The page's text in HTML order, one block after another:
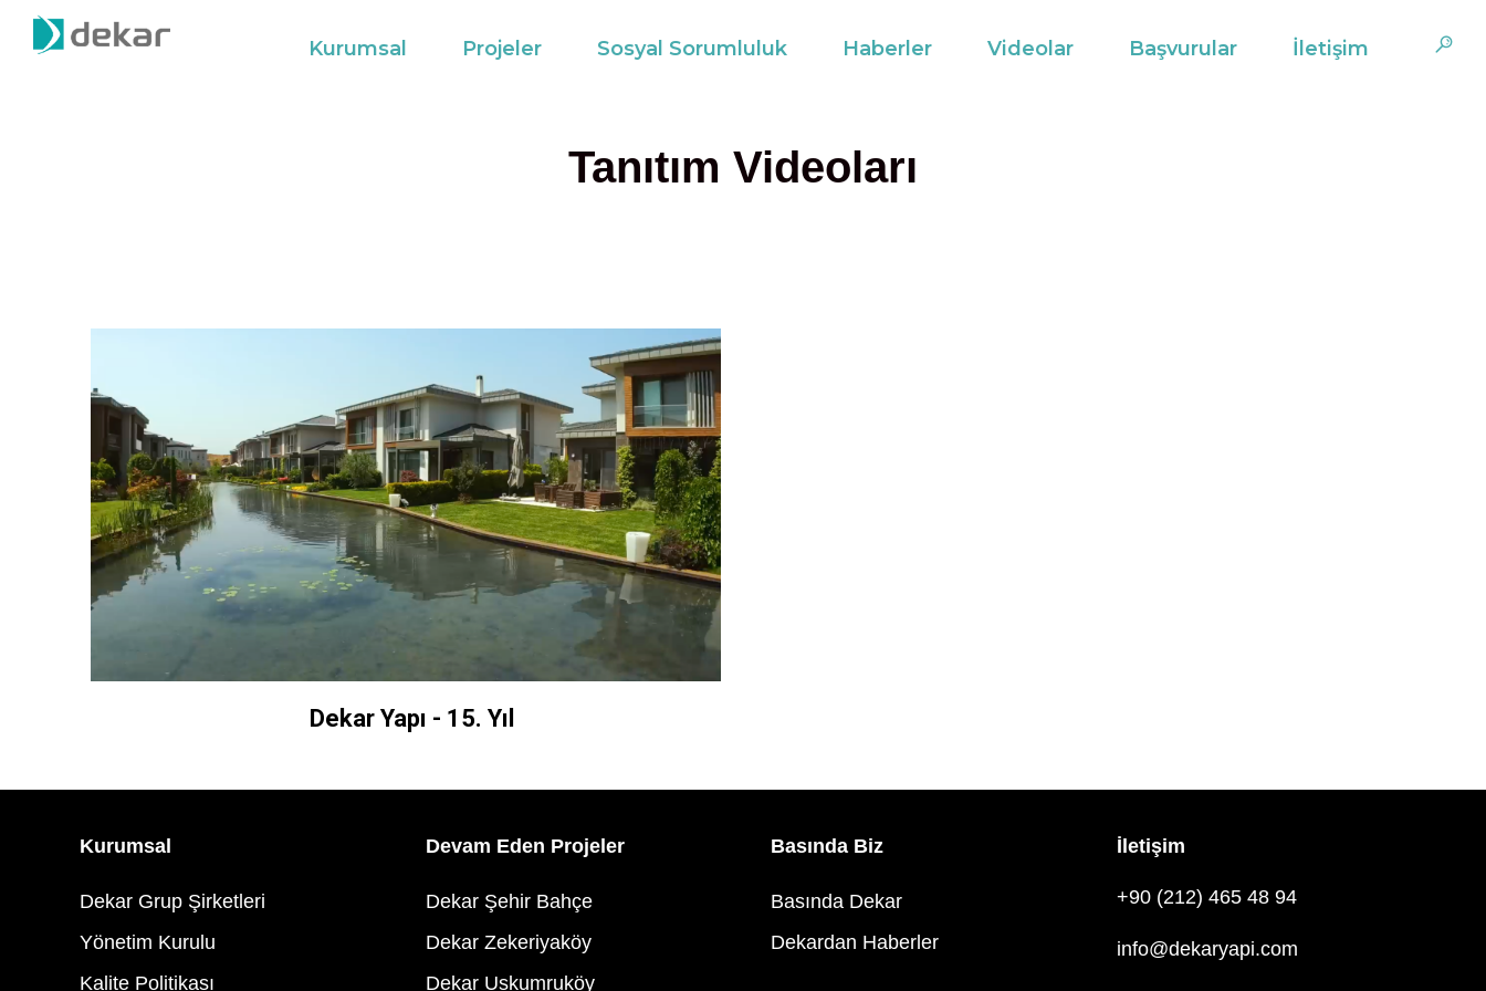
Kurumsal Projeler Sosyal Sorumluluk Haberler Videolar Başvurular İletişim
Tanıtım Videoları
HEMEN İZLE
Dekar Yapı - 15. Yıl
Kurumsal
Dekar Grup Şirketleri
Yönetim Kurulu
Kalite Politikası
Devam Eden Projeler
Dekar Şehir Bahçe
Dekar Zekeriyaköy
Dekar Uskumruköy
Basında Biz
Basında Dekar
Dekardan Haberler
İletişim
+90 (212) 465 48 94
info@dekaryapi.com